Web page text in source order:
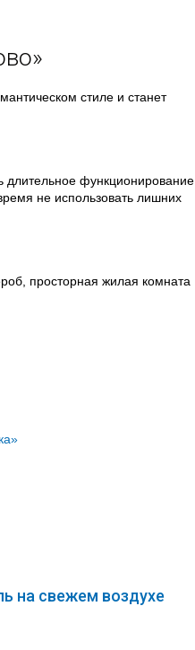
стиле и станет
длительное функционирование
не использовать лишних
просторная жилая комната
на свежем воздухе